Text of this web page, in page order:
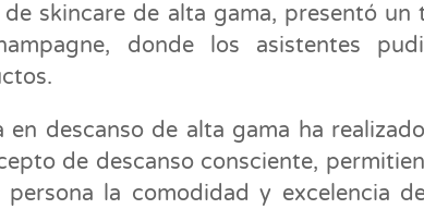
skincare de alta gama, presentó un
donde los asistentes
descanso de alta gama ha
de descanso consciente,
la comodidad y excelencia